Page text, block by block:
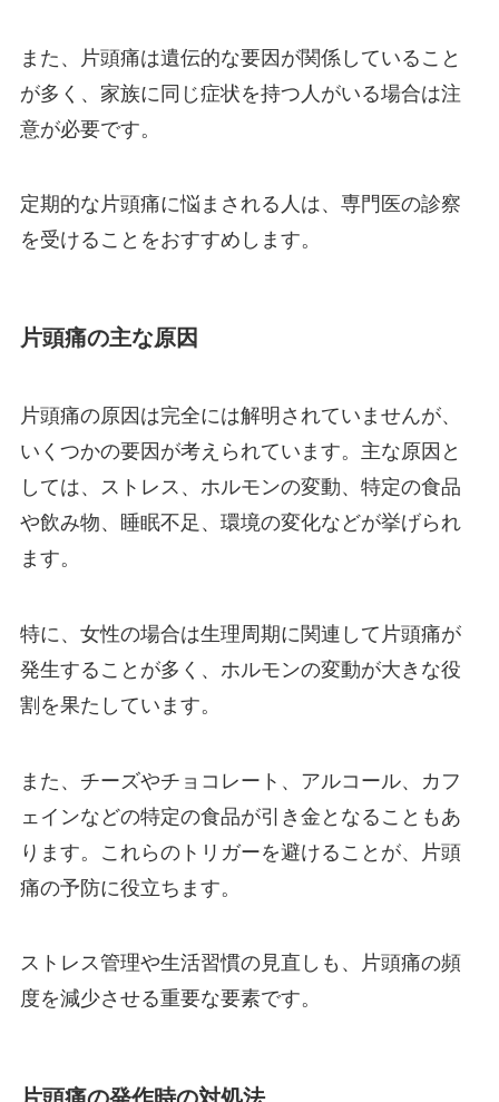
また、片頭痛は遺伝的な要因が関係していること
が多く、家族に同じ症状を持つ人がいる場合は注
意が必要です。
定期的な片頭痛に悩まされる人は、専門医の診察
を受けることをおすすめします。
片頭痛の主な原因
片頭痛の原因は完全には解明されていませんが、
いくつかの要因が考えられています。主な原因と
しては、ストレス、ホルモンの変動、特定の食品
や飲み物、睡眠不足、環境の変化などが挙げられ
ます。
特に、女性の場合は生理周期に関連して片頭痛が
発生することが多く、ホルモンの変動が大きな役
割を果たしています。
また、チーズやチョコレート、アルコール、カフ
ェインなどの特定の食品が引き金となることもあ
ります。これらのトリガーを避けることが、片頭
痛の予防に役立ちます。
ストレス管理や生活習慣の見直しも、片頭痛の頻
度を減少させる重要な要素です。
片頭痛の発作時の対処法